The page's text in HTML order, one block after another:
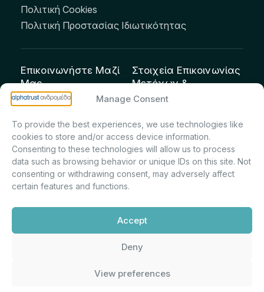
Manage Consent
To provide the best experiences, we use technologies like
cookies to store and/or access device information.
Consenting to these technologies will allow us to process
data such as browsing behavior or unique IDs on this site. Not
consenting or withdrawing consent, may adversely affect
certain features and functions.
Accept
Deny
View preferences
Πολιτική Cookies
Πολιτική Προστασίας Ιδιωτικότητας
Επικοινωνήστε Μαζί
Μας
info@andromeda.eu
Οδός Αριστείδου 1,
Κηφισιά Τ.Κ. 14561
Στοιχεία Επικοινωνίας
Μετόχων &
Επενδυτών:
Πρίντσιου – Corporate
Secretary & Investor
Relations – Τμήμα
Μετοχολογίου –
Ανακοινώσεων
m.printsiou@andromeda.eu